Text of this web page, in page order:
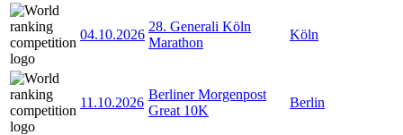
04.10.2026
28. Generali Köln
Marathon
Köln
11.10.2026
Berliner Morgenpost
Great 10K
Berlin